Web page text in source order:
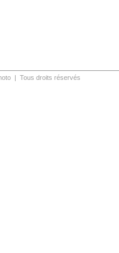
| Tous droits réservés